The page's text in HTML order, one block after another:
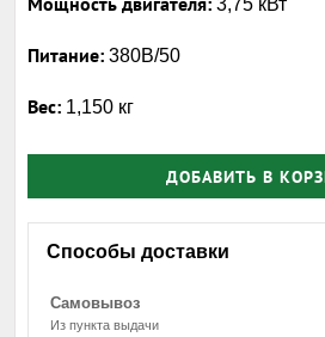
3,75 кВт
Питание: 380В/50
Вес: 1,150 кг
ДОБАВИТЬ В
Способы доставки
Самовывоз
Из пункта выдачи